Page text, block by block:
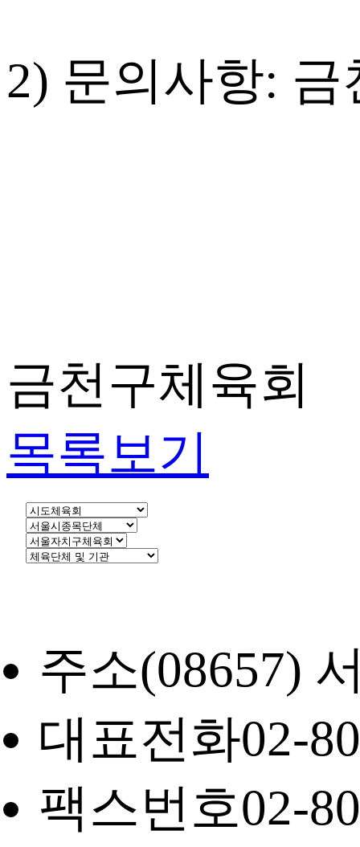
2) 문의사항: 금
금천구체육회
목록보기
주소(08657)
대표전화02-
팩스번호02-